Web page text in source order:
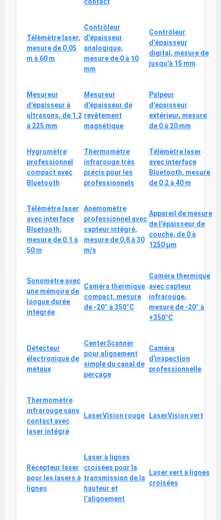
Télèmètre laser,
mesure de 0.05
m à 60 m
Contrôleur
d'épaisseur
analogique,
mesure de 0 à 10
mm
Contrôleur
d'épaisseur
digital, mesure de
jusqu'à 15 mm
Mesureur
d'épaisseur à
ultrasons, de 1.2
à 225 mm
Mesureur
d'épaisseur de
revêtement
magnétique
Palpeur
d'épaisseur
extérieur, mesure
de 0 à 20 mm
Hygromètre
professionnel
compact avec
Bluetooth
Thermomètre
infrarouge très
précis pour les
professionnels
Télémètre laser
avec interface
Bluetooth, mesure
de 0.2 à 40 m
Télémètre laser
avec interface
Bluetooth,
mesure de 0.1 à
50 m
Anémomètre
professionnel avec
capteur intégré,
mesure de 0.8 à 30
m/s
Appareil de mesure
de l'épaisseur de
couche, de 0 à
1250 μm
Sonomètre avec
une mémoire de
longue durée
intégrée
Caméra thermique
compact, mesure
de -20° à 350°C
Caméra thermique
avec capteur
infrarouge,
mesure de -20° à
+350°C
Détecteur
électronique de
métaux
CenterScanner
pour alignement
simple du canal de
perçage
Caméra
d'inspection
professionnelle
Thermomètre
infrarouge sans
contact avec
laser intégré
LaserVision rouge LaserVision vert
Récepteur laser
pour les lasers à
lignes
Laser à lignes
croisées pour la
transmission de la
hauteur et
l’alignement
Laser vert à lignes
croisées